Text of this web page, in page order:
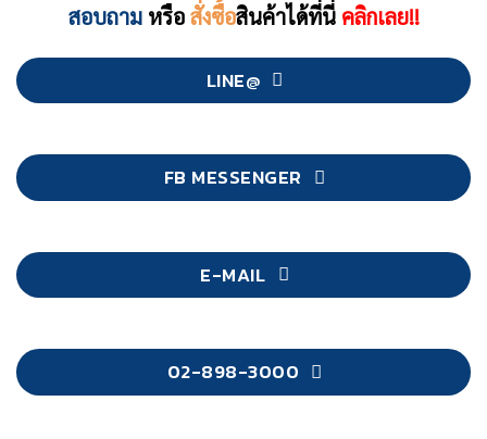
สอบถาม หรือ สั่งซื้อสินค้าได้ที่นี่ คลิกเลย!!
LINE@
FB MESSENGER
E-MAIL
02-898-3000